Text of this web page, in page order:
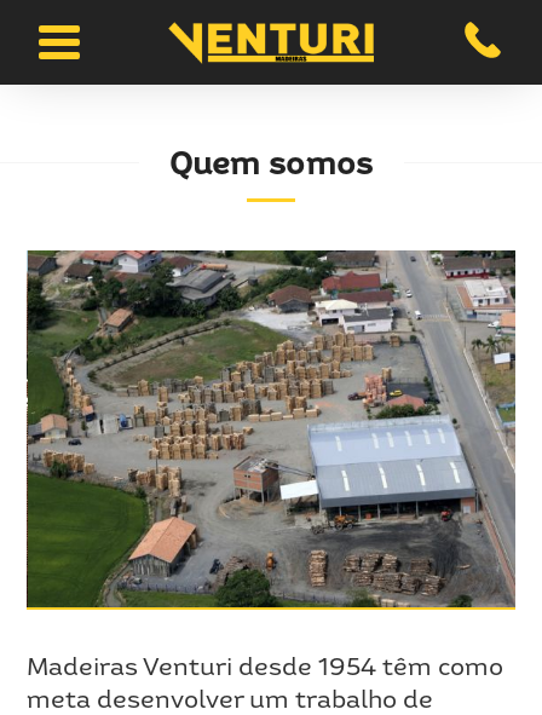
Quem somos
Madeiras Venturi desde 1954 têm como
meta desenvolver um trabalho de